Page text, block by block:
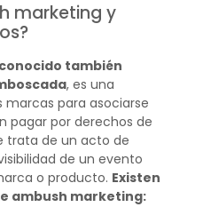
marketing y
conocido también
, es una
para asociarse
pagar por derechos de
trata de un acto de
de un evento
o producto. Existen
ambush marketing: